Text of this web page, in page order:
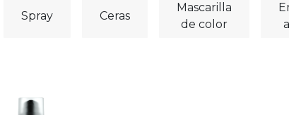
Spray Ceras
Mascarilla
de color